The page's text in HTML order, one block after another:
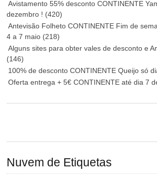
Avistamento 55% desconto CONTINENTE
dezembro ! (420)
Antevisão Folheto CONTINENTE Fim de
4 a 7 maio (218)
Alguns sites para obter vales de desconto e
(146)
100% de desconto CONTINENTE Queijo só
Oferta entrega + 5€ CONTINENTE até dia 7
Nuvem de Etiquetas